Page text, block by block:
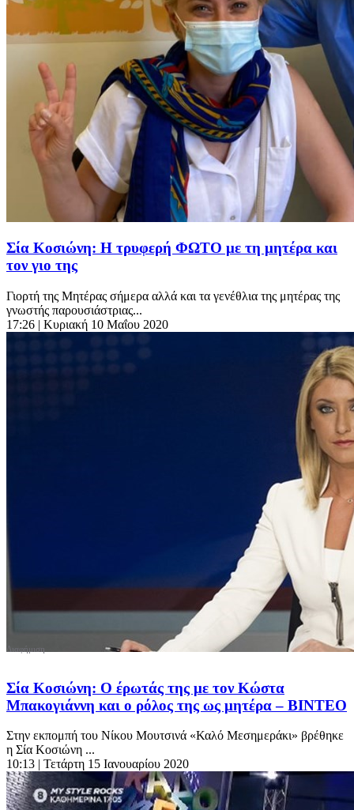
Σία Κοσιώνη: Η τρυφερή ΦΩΤΟ με τη μητέρα και
τον γιο της
Γιορτή της Μητέρας σήμερα αλλά και τα γενέθλια της μητέρας της
γνωστής παρουσιάστριας...
17:26 | Κυριακή 10 Μαΐου 2020
Σία Κοσιώνη: Ο έρωτάς της με τον Κώστα
Μπακογιάννη και ο ρόλος της ως μητέρα – ΒΙΝΤΕΟ
Στην εκπομπή του Νίκου Μουτσινά «Καλό Μεσημεράκι» βρέθηκε
η Σία Κοσιώνη ...
10:13 | Τετάρτη 15 Ιανουαρίου 2020